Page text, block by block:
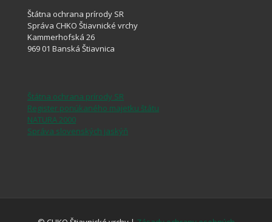
Štátna ochrana prírody SR
Správa CHKO Štiavnické vrchy
Kammerhofská 26
969 01 Banská Štiavnica
Štátna ochrana prírody SR
Register ponúkaného majetku štátu
NATURA 2000
Správa slovenských jaskýň